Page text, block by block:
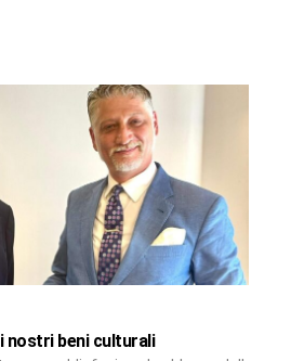
nostri beni culturali